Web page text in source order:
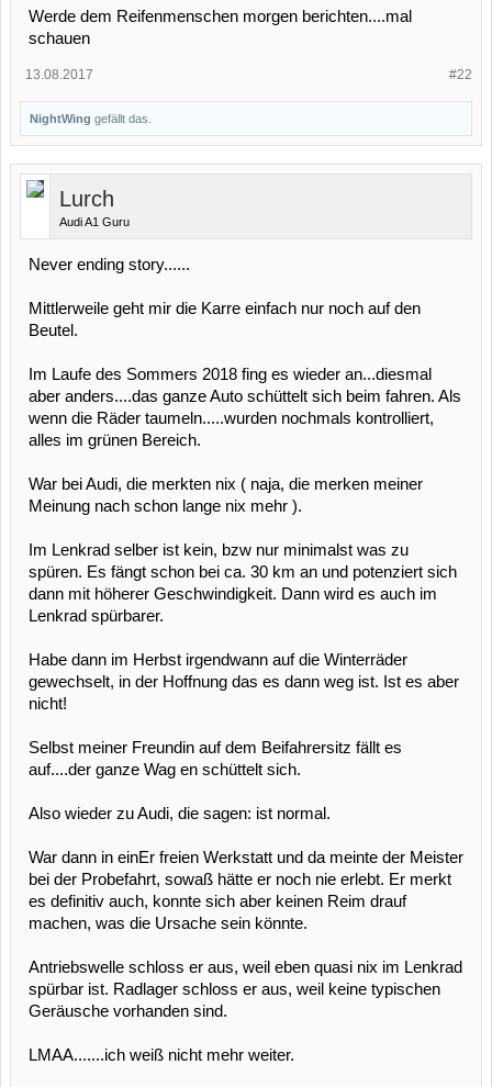
Werde dem Reifenmenschen morgen berichten....mal
schauen
#22
13.08.2017
NightWing gefällt das.
Lurch
Audi A1 Guru
Never ending story......
Mittlerweile geht mir die Karre einfach nur noch auf den
Beutel.
Im Laufe des Sommers 2018 fing es wieder an...diesmal
aber anders....das ganze Auto schüttelt sich beim fahren. Als
wenn die Räder taumeln.....wurden nochmals kontrolliert,
alles im grünen Bereich.
War bei Audi, die merkten nix ( naja, die merken meiner
Meinung nach schon lange nix mehr ).
Im Lenkrad selber ist kein, bzw nur minimalst was zu
spüren. Es fängt schon bei ca. 30 km an und potenziert sich
dann mit höherer Geschwindigkeit. Dann wird es auch im
Lenkrad spürbarer.
Habe dann im Herbst irgendwann auf die Winterräder
gewechselt, in der Hoffnung das es dann weg ist. Ist es aber
nicht!
Selbst meiner Freundin auf dem Beifahrersitz fällt es
auf....der ganze Wag en schüttelt sich.
Also wieder zu Audi, die sagen: ist normal.
War dann in einEr freien Werkstatt und da meinte der Meister
bei der Probefahrt, sowaß hätte er noch nie erlebt. Er merkt
es definitiv auch, konnte sich aber keinen Reim drauf
machen, was die Ursache sein könnte.
Antriebswelle schloss er aus, weil eben quasi nix im Lenkrad
spürbar ist. Radlager schloss er aus, weil keine typischen
Geräusche vorhanden sind.
LMAA.......ich weiß nicht mehr weiter.